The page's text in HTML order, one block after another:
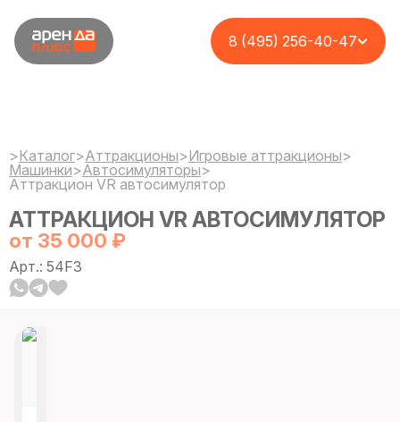
8 (495) 256-40-47
>Каталог>Аттракционы>Игровые аттракционы>
Машинки>Автосимуляторы>
Аттракцион VR автосимулятор
АТТРАКЦИОН VR АВТОСИМУЛЯТОР
от 35 000 ₽
Арт.: 54F3